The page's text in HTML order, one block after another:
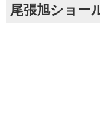
尾張旭ショー